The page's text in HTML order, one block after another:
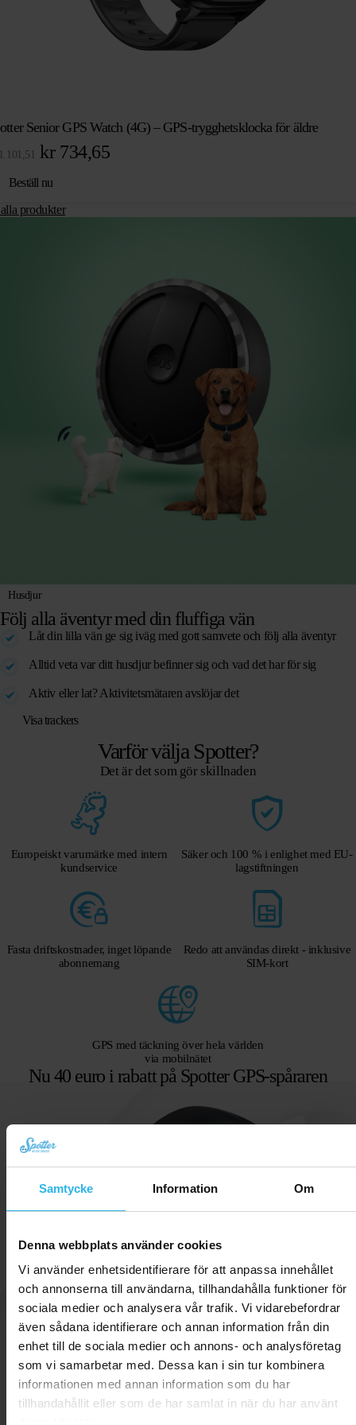
Samtycke Information Om
Denna webbplats använder cookies
Vi använder enhetsidentifierare för att anpassa innehållet
och annonserna till användarna, tillhandahålla funktioner för
sociala medier och analysera vår trafik. Vi vidarebefordrar
även sådana identifierare och annan information från din
enhet till de sociala medier och annons- och analysföretag
som vi samarbetar med. Dessa kan i sin tur kombinera
informationen med annan information som du har
tillhandahållit eller som de har samlat in när du har använt
Senior GPS Watch (4G) – GPS-trygghetsklocka för äldre
Det
priset
var:
kr734,65Det
är:
Beställ nu
produkter
Husdjur
Följ alla äventyr med din fluffiga vän
Låt din lilla vän ge sig iväg med gott samvete och följ alla äventyr
Alltid veta var ditt husdjur befinner sig och vad det har för sig
Aktiv eller lat? Aktivitetsmätaren avslöjar det
Visa trackers
Varför välja Spotter?
Det är det som gör skillnaden
Europeiskt varumärke med intern
kundservice
Säker och 100 % i enlighet med EU-
lagstiftningen
Fasta driftskostnader, inget löpande
abonnemang
Redo att användas direkt - inklusive
SIM-kort
GPS med täckning över hela världen
via mobilnätet
Nu 40 euro i rabatt på Spotter GPS-spåraren